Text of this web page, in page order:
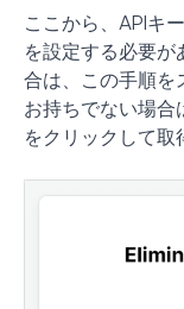
ここから、APIキ
を設定する必要が
合は、この手順を
お持ちでない場合
をクリックして取